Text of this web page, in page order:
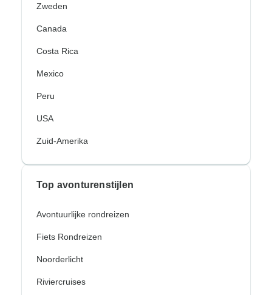
Zweden
Canada
Costa Rica
Mexico
Peru
USA
Zuid-Amerika
Top avonturenstijlen
Avontuurlijke rondreizen
Fiets Rondreizen
Noorderlicht
Riviercruises